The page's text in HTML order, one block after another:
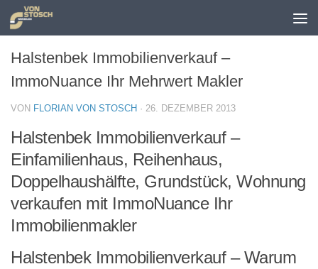
Zum Inhalt springen
Halstenbek Immobilienverkauf –
ImmoNuance Ihr Mehrwert Makler
VON FLORIAN VON STOSCH · 26. DEZEMBER 2013
Halstenbek Immobilienverkauf –
Einfamilienhaus, Reihenhaus,
Doppelhaushälfte, Grundstück, Wohnung
verkaufen mit ImmoNuance Ihr
Immobilienmakler
Halstenbek Immobilienverkauf – Warum